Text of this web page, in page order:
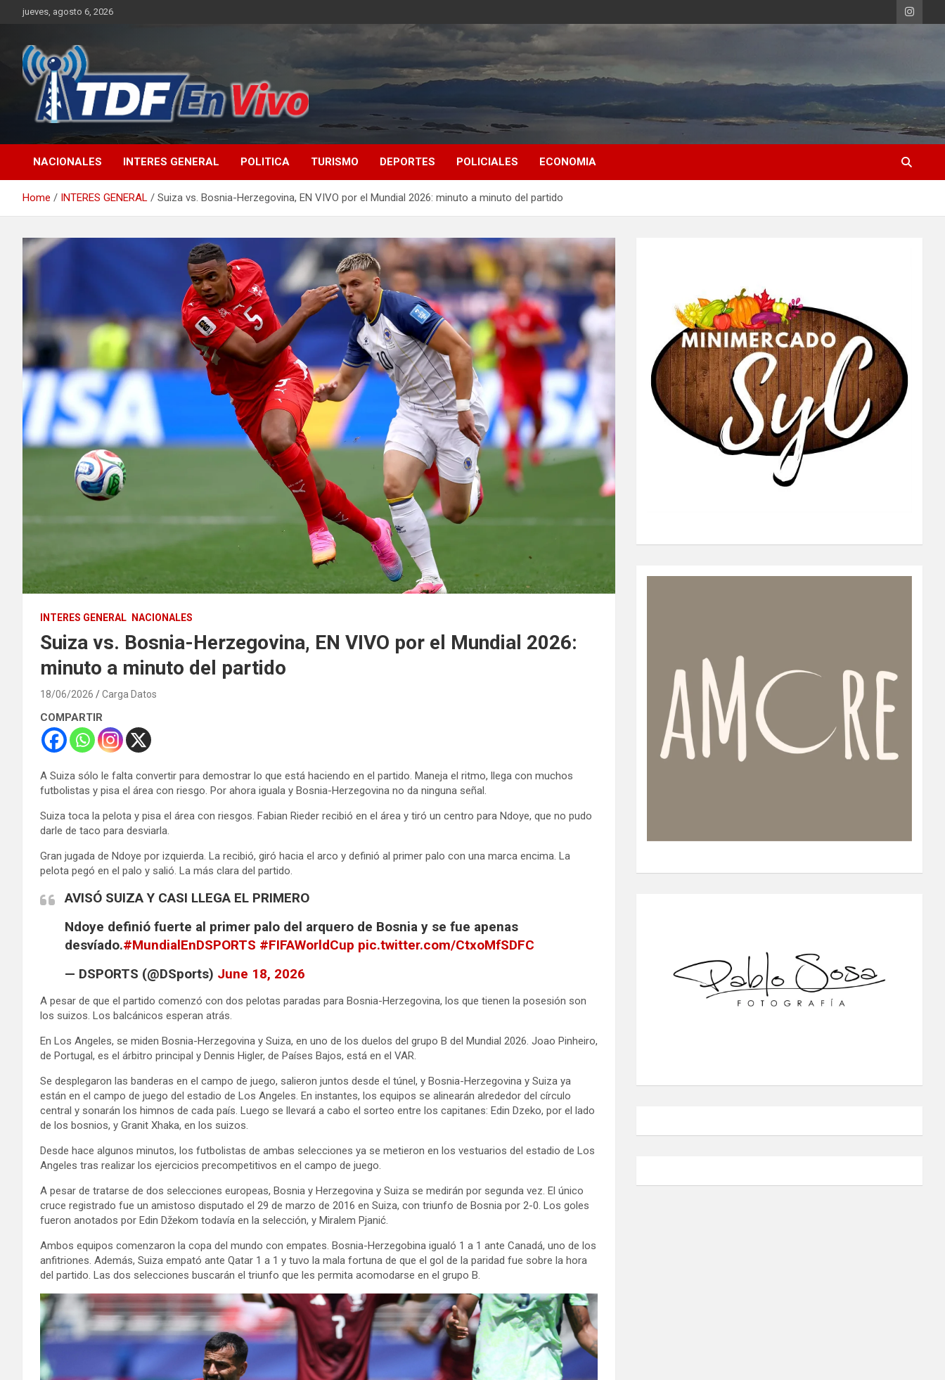
jueves, agosto 6, 2026
NACIONALES INTERES GENERAL POLITICA TURISMO DEPORTES POLICIALES ECONOMIA
Home INTERES GENERAL Suiza vs. Bosnia-Herzegovina, EN VIVO por el Mundial 2026: minuto a minuto del partido
INTERES GENERAL NACIONALES
Suiza vs. Bosnia-Herzegovina, EN VIVO por el Mundial 2026:
minuto a minuto del partido
18/06/2026 Carga Datos
COMPARTIR
A Suiza sólo le falta convertir para demostrar lo que está haciendo en el partido. Maneja el ritmo, llega con muchos
futbolistas y pisa el área con riesgo. Por ahora iguala y Bosnia-Herzegovina no da ninguna señal.
Suiza toca la pelota y pisa el área con riesgos. Fabian Rieder recibió en el área y tiró un centro para Ndoye, que no pudo
darle de taco para desviarla.
Gran jugada de Ndoye por izquierda. La recibió, giró hacia el arco y definió al primer palo con una marca encima. La
pelota pegó en el palo y salió. La más clara del partido.
AVISÓ SUIZA Y CASI LLEGA EL PRIMERO
Ndoye definió fuerte al primer palo del arquero de Bosnia y se fue apenas
desvíado.#MundialEnDSPORTS #FIFAWorldCup pic.twitter.com/CtxoMfSDFC
— DSPORTS (@DSports) June 18, 2026
A pesar de que el partido comenzó con dos pelotas paradas para Bosnia-Herzegovina, los que tienen la posesión son
los suizos. Los balcánicos esperan atrás.
En Los Angeles, se miden Bosnia-Herzegovina y Suiza, en uno de los duelos del grupo B del Mundial 2026. Joao Pinheiro,
de Portugal, es el árbitro principal y Dennis Higler, de Países Bajos, está en el VAR.
Se desplegaron las banderas en el campo de juego, salieron juntos desde el túnel, y Bosnia-Herzegovina y Suiza ya
están en el campo de juego del estadio de Los Angeles. En instantes, los equipos se alinearán alrededor del círculo
central y sonarán los himnos de cada país. Luego se llevará a cabo el sorteo entre los capitanes: Edin Dzeko, por el lado
de los bosnios, y Granit Xhaka, en los suizos.
Desde hace algunos minutos, los futbolistas de ambas selecciones ya se metieron en los vestuarios del estadio de Los
Angeles tras realizar los ejercicios precompetitivos en el campo de juego.
A pesar de tratarse de dos selecciones europeas, Bosnia y Herzegovina y Suiza se medirán por segunda vez. El único
cruce registrado fue un amistoso disputado el 29 de marzo de 2016 en Suiza, con triunfo de Bosnia por 2-0. Los goles
fueron anotados por Edin Džekom todavía en la selección, y Miralem Pjanić.
Ambos equipos comenzaron la copa del mundo con empates. Bosnia-Herzegobina igualó 1 a 1 ante Canadá, uno de los
anfitriones. Además, Suiza empató ante Qatar 1 a 1 y tuvo la mala fortuna de que el gol de la paridad fue sobre la hora
del partido. Las dos selecciones buscarán el triunfo que les permita acomodarse en el grupo B.